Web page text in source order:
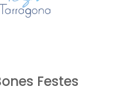
Festes